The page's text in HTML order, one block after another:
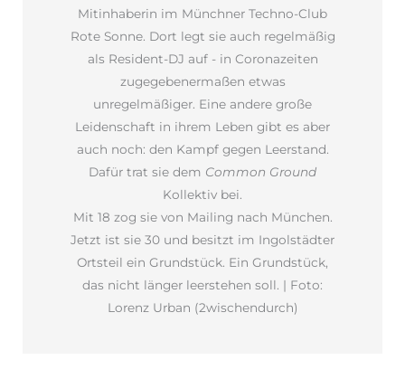
Mitinhaberin im Münchner Techno-Club
Rote Sonne. Dort legt sie auch regelmäßig
als Resident-DJ auf - in Coronazeiten
zugegebenermaßen etwas
unregelmäßiger. Eine andere große
Leidenschaft in ihrem Leben gibt es aber
auch noch: den Kampf gegen Leerstand.
Dafür trat sie dem Common Ground
Kollektiv bei.
Mit 18 zog sie von Mailing nach München.
Jetzt ist sie 30 und besitzt im Ingolstädter
Ortsteil ein Grundstück. Ein Grundstück,
das nicht länger leerstehen soll. | Foto:
Lorenz Urban (2wischendurch)